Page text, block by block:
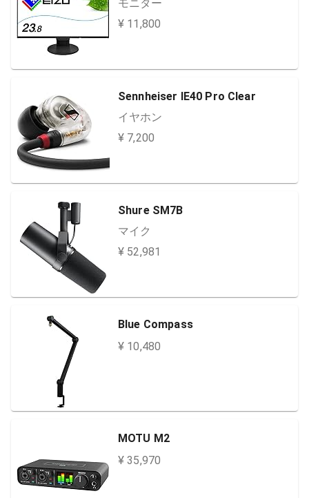
モニター
¥ 11,800
Sennheiser IE40 Pro Clear
イヤホン
¥ 7,200
Shure SM7B
マイク
¥ 52,981
Blue Compass
¥ 10,480
MOTU M2
¥ 35,970